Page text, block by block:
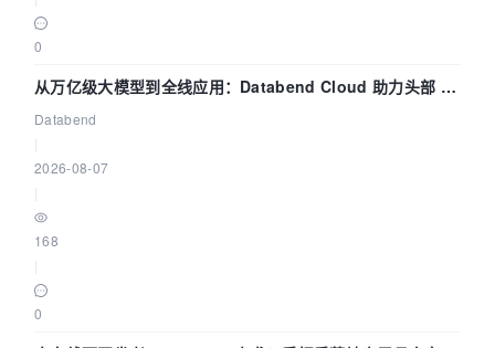
0
从万亿级大模型到全线应用：Databend Cloud 助力头部 AI
企业构建全链路 Trace 数据管道
Databend
2026-08-07
168
0